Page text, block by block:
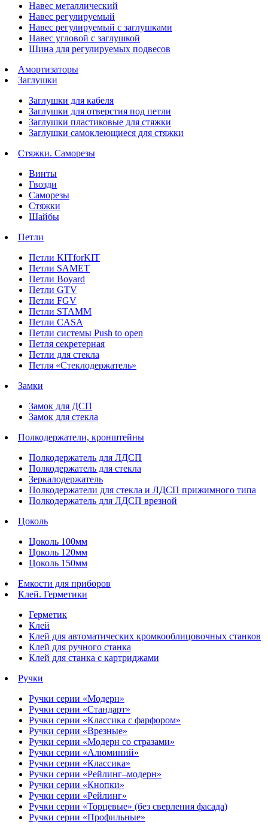
Навес металлический
Навес регулируемый
Навес регулируемый с заглушками
Навес угловой с заглушкой
Шина для регулируемых подвесов
Амортизаторы
Заглушки
Заглушки для кабеля
Заглушки для отверстия под петли
Заглушки пластиковые для стяжки
Заглушки самоклеющиеся для стяжки
Стяжки. Саморезы
Винты
Гвозди
Саморезы
Стяжки
Шайбы
Петли
Петли KITforKIT
Петли SAMET
Петли Boyard
Петли GTV
Петли FGV
Петли STAMM
Петли CASA
Петли системы Push to open
Петля секретерная
Петли для стекла
Петля «Стеклодержатель»
Замки
Замок для ДСП
Замок для стекла
Полкодержатели, кронштейны
Полкодержатель для ЛДСП
Полкодержатель для стекла
Зеркалодержатель
Полкодержатели для стекла и ЛДСП прижимного типа
Полкодержатель для ЛДСП врезной
Цоколь
Цоколь 100мм
Цоколь 120мм
Цоколь 150мм
Емкости для приборов
Клей. Герметики
Герметик
Клей
Клей для автоматических кромкооблицовочных станков
Клей для ручного станка
Клей для станка с картриджами
Ручки
Ручки серии «Модерн»
Ручки серии «Стандарт»
Ручки серии «Классика с фарфором»
Ручки серии «Врезные»
Ручки серии «Модерн со стразами»
Ручки серии «Алюминий»
Ручки серии «Классика»
Ручки серии «Рейлинг–модерн»
Ручки серии «Кнопки»
Ручки серии «Рейлинг»
Ручки серии «Торцевые» (без сверления фасада)
Ручки серии «Профильные»